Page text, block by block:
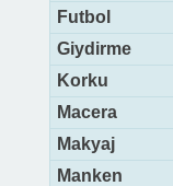
Futbol
Giydirme
Korku
Macera
Makyaj
Manken